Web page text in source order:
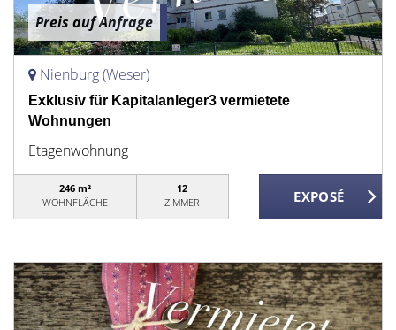
Preis auf Anfrage
Nienburg (Weser)
Exklusiv für Kapitalanleger3 vermietete
Wohnungen
Etagenwohnung
246 m²
WOHNFLÄCHE
12
ZIMMER